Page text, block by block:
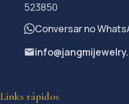
523850
Conversar no
Links rápidos